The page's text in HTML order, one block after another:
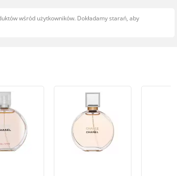
wśród użytkowników. Dokładamy starań, aby